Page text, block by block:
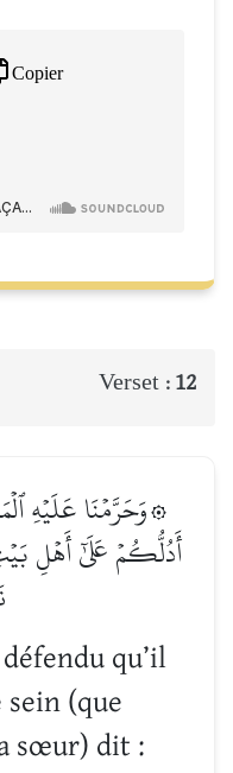
Copier
Verset : 12
۞وَحَرَّمۡنَا عَلَيۡهِ
أَدُلُّكُمۡ عَلَىٰٓ أَهۡلِ
qu’il
(que
sœur) dit :